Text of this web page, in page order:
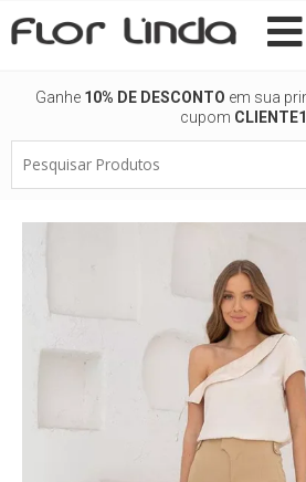
para
Ganhe 10% DE DESCONTO em sua
cupom
Produtos